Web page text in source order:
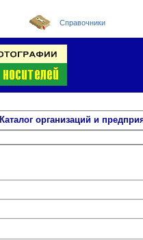
Справочники
Каталог организаций и